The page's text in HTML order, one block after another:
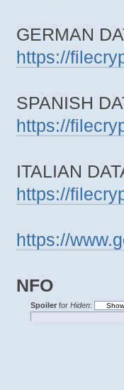
GERMAN
https://
SPANISH
https://
ITALIAN
https://
https://
NFO
Spoilerfor Hiden: